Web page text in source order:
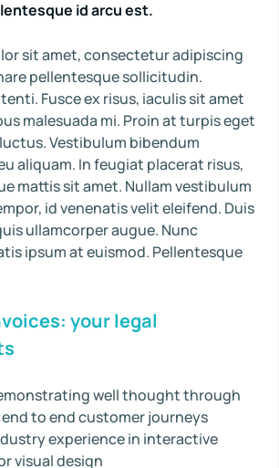
id arcu est.
sit amet, consectetur adipiscing
pellentesque sollicitudin.
Fusce ex risus, iaculis sit amet
malesuada mi. Proin at turpis eget
Vestibulum bibendum
aliquam. In feugiat placerat risus,
mattis sit amet. Nullam vestibulum
id venenatis velit eleifend. Duis
ullamcorper augue. Nunc
ipsum at euismod. Pellentesque
your legal
well thought through
to end customer journeys
experience in interactive
visual design